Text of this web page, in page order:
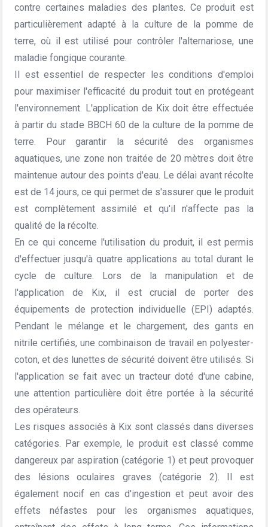
contre certaines maladies des plantes. Ce produit est
particulièrement adapté à la culture de la pomme de
terre, où il est utilisé pour contrôler l'alternariose, une
maladie fongique courante.
Il est essentiel de respecter les conditions d'emploi
pour maximiser l'efficacité du produit tout en protégeant
l'environnement. L'application de Kix doit être effectuée
à partir du stade BBCH 60 de la culture de la pomme de
terre. Pour garantir la sécurité des organismes
aquatiques, une zone non traitée de 20 mètres doit être
maintenue autour des points d'eau. Le délai avant récolte
est de 14 jours, ce qui permet de s'assurer que le produit
est complètement assimilé et qu'il n'affecte pas la
qualité de la récolte.
En ce qui concerne l'utilisation du produit, il est permis
d'effectuer jusqu'à quatre applications au total durant le
cycle de culture. Lors de la manipulation et de
l'application de Kix, il est crucial de porter des
équipements de protection individuelle (EPI) adaptés.
Pendant le mélange et le chargement, des gants en
nitrile certifiés, une combinaison de travail en polyester-
coton, et des lunettes de sécurité doivent être utilisés. Si
l'application se fait avec un tracteur doté d'une cabine,
une attention particulière doit être portée à la sécurité
des opérateurs.
Les risques associés à Kix sont classés dans diverses
catégories. Par exemple, le produit est classé comme
dangereux par aspiration (catégorie 1) et peut provoquer
des lésions oculaires graves (catégorie 2). Il est
également nocif en cas d'ingestion et peut avoir des
effets néfastes pour les organismes aquatiques,